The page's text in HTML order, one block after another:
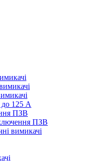
125 A
ПЗВ
ПЗВ
вимикачі